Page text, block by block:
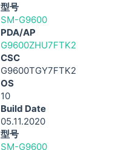
型号
SM-G9600
PDA/AP
G9600ZHU7FTK2
CSC
G9600TGY7FTK2
OS
10
Build Date
05.11.2020
型号
SM-G9600